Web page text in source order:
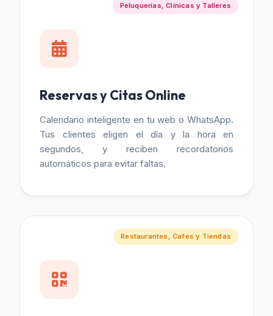
Peluquerías, Clínicas y Talleres
Reservas y Citas Online
Calendario inteligente en tu web o WhatsApp.
Tus clientes eligen el día y la hora en
segundos, y reciben recordatorios
automáticos para evitar faltas.
Restaurantes, Cafés y Tiendas